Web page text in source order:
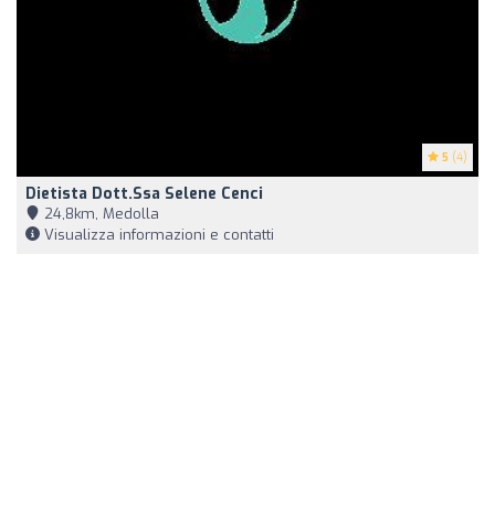
5 (4)
Dietista Dott.ssa Selene Cenci
24,8km, Medolla
Visualizza informazioni e contatti